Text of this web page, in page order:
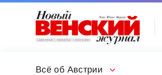
Всё об Австрии